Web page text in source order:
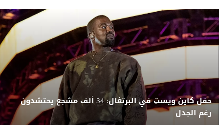
حفل كاين ويست في البرتغال: 34 ألف مشجع يحتشدون
رغم الجدل